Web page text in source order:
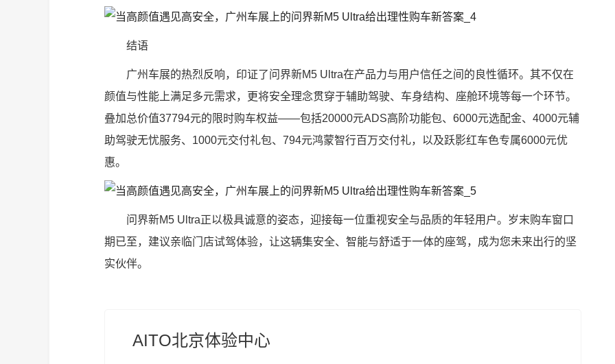
结语
广州车展的热烈反响，印证了问界新M5 Ultra在产品力与用户信任之间的良性循环。其不仅在
颜值与性能上满足多元需求，更将安全理念贯穿于辅助驾驶、车身结构、座舱环境等每一个环节。
叠加总价值37794元的限时购车权益——包括20000元ADS高阶功能包、6000元选配金、4000元辅
助驾驶无忧服务、1000元交付礼包、794元鸿蒙智行百万交付礼，以及跃影红车色专属6000元优
惠。
问界新M5 Ultra正以极具诚意的姿态，迎接每一位重视安全与品质的年轻用户。岁末购车窗口
期已至，建议亲临门店试驾体验，让这辆集安全、智能与舒适于一体的座驾，成为您未来出行的坚
实伙伴。
AITO北京体验中心